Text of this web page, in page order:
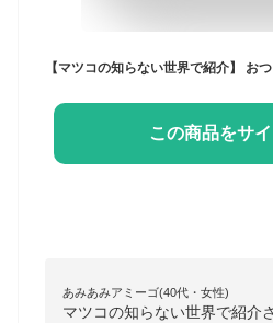
この商品をサ
あみあみアミーゴ(40代・女性)
マツコの知らない世界で紹介